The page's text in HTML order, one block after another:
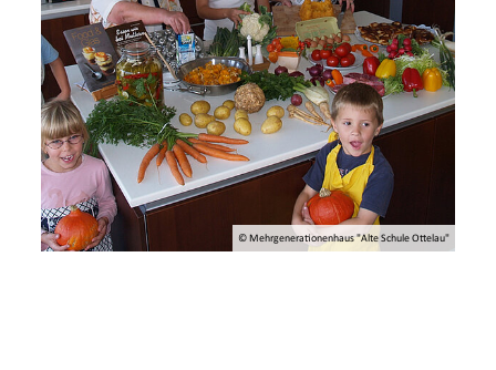
© Mehrgenerationenhaus "Alte Schule Ottelau"